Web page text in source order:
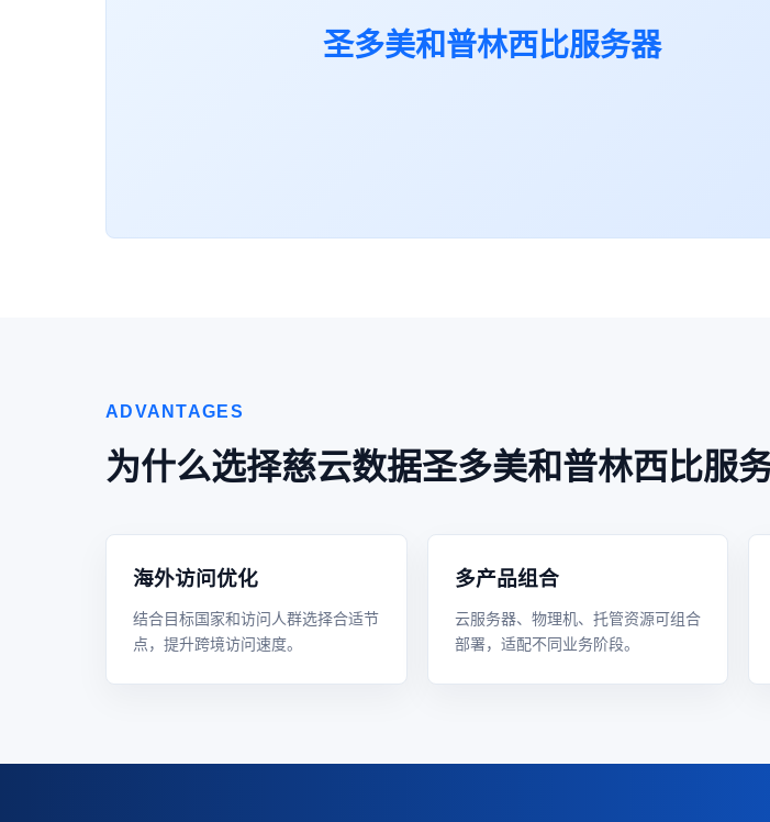
圣多美和普林西比服务器
ADVANTAGES
为什么选择慈云数据圣多美和普林西比服
海外访问优化
结合目标国家和访问人群选择合适节
点，提升跨境访问速度。
多产品组合
云服务器、物理机、托管资源可组合
部署，适配不同业务阶段。